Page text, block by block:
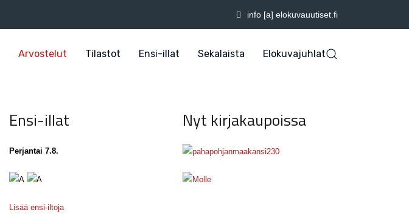
info [a] elokuvauutiset.fi
Arvostelut Tilastot Ensi-illat Sekalaista Elokuvajuhlat
Ensi-illat
Perjantai 7.8.
Lisää ensi-iltoja
Nyt kirjakaupoissa